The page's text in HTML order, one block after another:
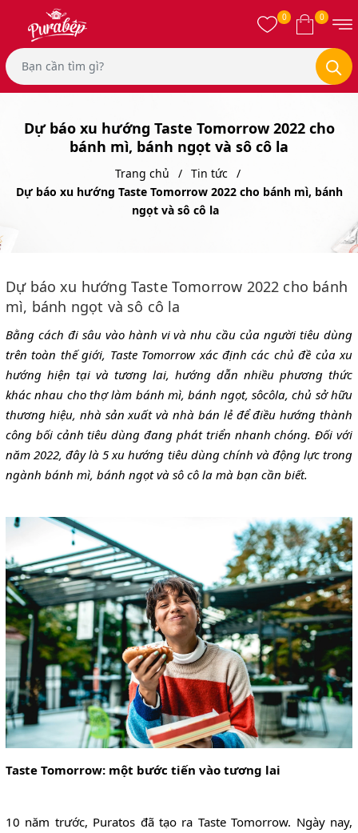
0 0
Dự báo xu hướng Taste Tomorrow 2022 cho
bánh mì, bánh ngọt và sô cô la
Trang chủ
Tin tức
Dự báo xu hướng Taste Tomorrow 2022 cho bánh mì, bánh
ngọt và sô cô la
Dự báo xu hướng Taste Tomorrow 2022 cho bánh
mì, bánh ngọt và sô cô la
Bằng cách đi sâu vào hành vi và nhu cầu của người tiêu dùng
trên toàn thế giới, Taste Tomorrow xác định các chủ đề của xu
hướng hiện tại và tương lai, hướng dẫn nhiều phương thức
khác nhau cho thợ làm bánh mì, bánh ngọt, sôcôla, chủ sở hữu
thương hiệu, nhà sản xuất và nhà bán lẻ để điều hướng thành
công bối cảnh tiêu dùng đang phát triển nhanh chóng. Đối với
năm 2022, đây là 5 xu hướng tiêu dùng chính và động lực trong
ngành bánh mì, bánh ngọt và sô cô la mà bạn cần biết.
Taste Tomorrow: một bước tiến vào tương lai
10 năm trước, Puratos đã tạo ra Taste Tomorrow. Ngày nay,